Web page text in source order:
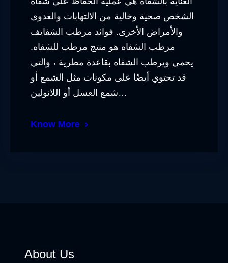
الشخص صحية وخالية من الالتهابات والعدوى
والأمراض الأخرى. فوائد مرطب الشفايف
مرطب الشفاه هو منتج مرطب للشفاه.
يحمي ويرطب الشفاه بقاعدة مطرية ، والتي
قد تحتوي أيضًا على مكونات مثل الشمع أو
شمع العسل أو اللانولين…
Know More
About Us